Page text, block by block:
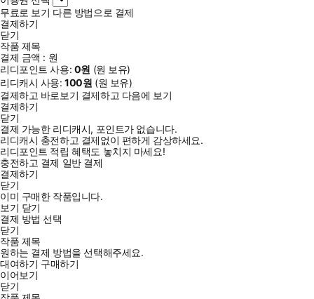
무료로 보기 다른 방법으로 결제
결제하기
닫기
작품 제목
결제 금액 : 원
리디포인트 사용: 0원 (원 보유)
리디캐시 사용:100원 (원 보유)
결제하고 바로보기 결제하고 다음에 보기
결제하기
닫기
결제 가능한 리디캐시, 포인트가 없습니다.
리디캐시 충전하고 결제없이 편하게 감상하세요.
리디포인트 적립 혜택도 놓치지 마세요!
충전하고 결제 일반 결제
결제하기
닫기
이미 구매한 작품입니다.
보기 닫기
결제 방법 선택
닫기
작품 제목
원하는 결제 방법을 선택해주세요.
대여하기 구매하기
이어보기
닫기